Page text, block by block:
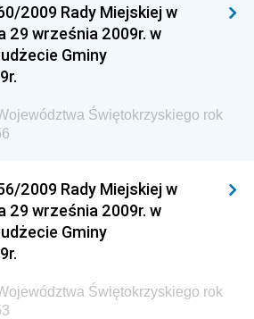
Ministra Spraw Zagranicznych
Centralnego Biura
Urzędu Patentowego
Generalnej Dyrekcji Dróg
Ministra Środowiska
Ministra Edukacji
2009 Rady Miejskiej w
29 września 2009r. w
Gminy
Świętokrzyskiego rok
2009 Rady Miejskiej w
29 września 2009r. w
Gminy
Świętokrzyskiego rok